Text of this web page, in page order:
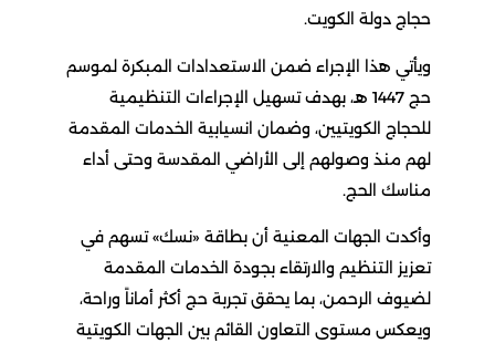
حجاج دولة الكويت.
ويأتي هذا الإجراء ضمن الاستعدادات المبكرة لموسم
حج 1447 هـ، بهدف تسهيل الإجراءات التنظيمية
للحجاج الكويتيين، وضمان انسيابية الخدمات المقدمة
لهم منذ وصولهم إلى الأراضي المقدسة وحتى أداء
مناسك الحج.
وأكدت الجهات المعنية أن بطاقة «نسك» تسهم في
تعزيز التنظيم والارتقاء بجودة الخدمات المقدمة
لضيوف الرحمن، بما يحقق تجربة حج أكثر أماناً وراحة،
ويعكس مستوى التعاون القائم بين الجهات الكويتية